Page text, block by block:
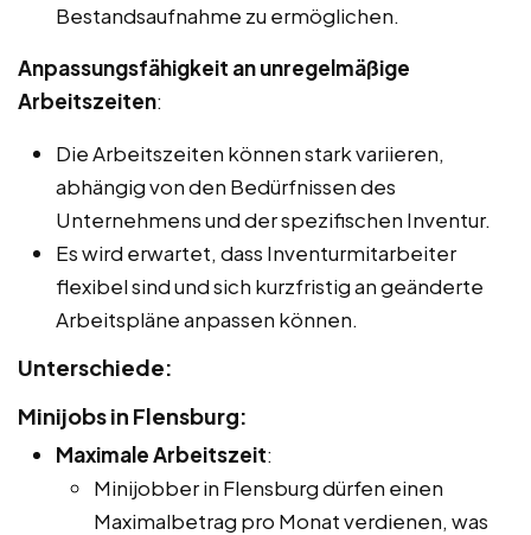
Bestandsaufnahme zu ermöglichen.
Anpassungsfähigkeit an unregelmäßige
Arbeitszeiten:
Die Arbeitszeiten können stark variieren,
abhängig von den Bedürfnissen des
Unternehmens und der spezifischen Inventur.
Es wird erwartet, dass Inventurmitarbeiter
flexibel sind und sich kurzfristig an geänderte
Arbeitspläne anpassen können.
Unterschiede:
Minijobs in Flensburg:
Maximale Arbeitszeit:
Minijobber in Flensburg dürfen einen
Maximalbetrag pro Monat verdienen, was